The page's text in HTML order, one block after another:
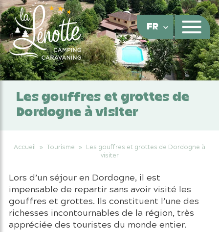
FR
Les gouffres et grottes de
Dordogne à visiter
Accueil » Tourisme » Les gouffres et grottes de Dordogne à
visiter
Lors d’un séjour en Dordogne, il est
impensable de repartir sans avoir visité les
gouffres et grottes. Ils constituent l’une des
richesses incontournables de la région, très
appréciée des touristes du monde entier.
Panneau de gestion des cookies